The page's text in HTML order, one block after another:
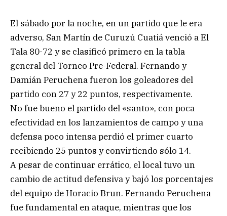
El sábado por la noche, en un partido que le era
adverso, San Martín de Curuzú Cuatiá venció a El
Tala 80-72 y se clasificó primero en la tabla
general del Torneo Pre-Federal. Fernando y
Damián Peruchena fueron los goleadores del
partido con 27 y 22 puntos, respectivamente.
No fue bueno el partido del «santo», con poca
efectividad en los lanzamientos de campo y una
defensa poco intensa perdió el primer cuarto
recibiendo 25 puntos y convirtiendo sólo 14.
A pesar de continuar errático, el local tuvo un
cambio de actitud defensiva y bajó los porcentajes
del equipo de Horacio Brun. Fernando Peruchena
fue fundamental en ataque, mientras que los